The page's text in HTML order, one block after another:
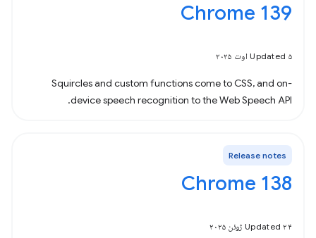
Chrome 139
Updated ۵ اوت ۲۰۲۵
Squircles and custom functions come to CSS, and on-
device speech recognition to the Web Speech API.
Release notes
Chrome 138
Updated ۲۴ ژوئن ۲۰۲۵